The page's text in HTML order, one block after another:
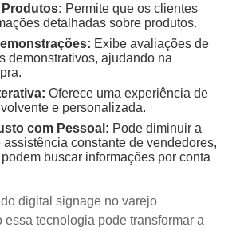
Produtos: Permite que os clientes
detalhadas sobre produtos.
Exibe avaliações de
demonstrativos, ajudando na
Oferece uma experiência de
e personalizada.
com Pessoal: Pode diminuir a
constante de vendedores,
buscar informações por conta
digital signage no varejo
essa tecnologia pode transformar a